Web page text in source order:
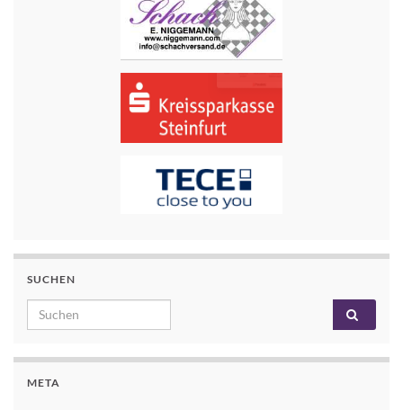
SUCHEN
Search for:
META